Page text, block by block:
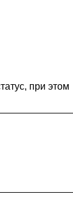
при этом